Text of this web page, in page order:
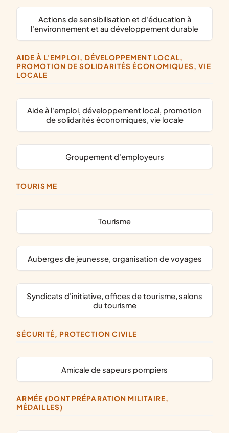
actions de sensibilisation et d'éducation à
l'environnement et au développement durable
AIDE À L'EMPLOI, DÉVELOPPEMENT LOCAL,
PROMOTION DE SOLIDARITÉS ÉCONOMIQUES, VIE
LOCALE
aide à l'emploi, développement local, promotion
de solidarités économiques, vie locale
groupement d'employeurs
TOURISME
Tourisme
auberges de jeunesse, organisation de voyages
syndicats d'initiative, offices de tourisme, salons
du tourisme
SÉCURITÉ, PROTECTION CIVILE
amicale de sapeurs pompiers
ARMÉE (DONT PRÉPARATION MILITAIRE,
MÉDAILLES)